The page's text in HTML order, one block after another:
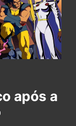
após a